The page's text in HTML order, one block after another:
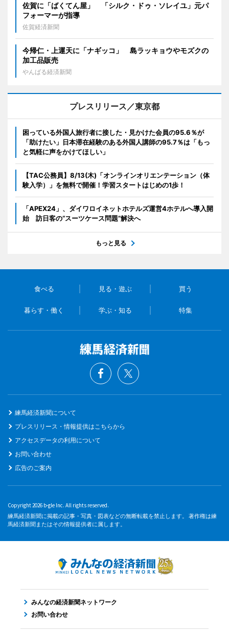
佐賀に「ばくてん屋」 「シルク・ドゥ・ソレイユ」元パ
フォーマーが指導
佐賀経済新聞
今帰仁・上運天に「ナギッコ」 島ラッキョウやモズクの
加工品販売
やんばる経済新聞
プレスリリース／東京都
困っている外国人旅行者に接した・見かけた会員の95.6％が
「助けたい」日本滞在経験のある外国人講師の95.7％は「もっ
と気軽に声をかけてほしい」
【TAC公務員】8/13(木)「オンラインオリエンテーション（体
験入学）」を無料で開催！学習スタートはじめの1歩！
「APEX24」、ダイワロイネットホテルズ運営4ホテルへ導入開
始 訪日客の“スーツケース問題”解決へ
もっと見る
食べる 見る・遊ぶ 買う
暮らす・働く 学ぶ・知る 特集
練馬経済新聞について
プレスリリース・情報提供はこちらから
アクセスデータの利用について
お問い合わせ
広告のご案内
Copyright 2026 b-gle Inc. All rights reserved.
練馬経済新聞に掲載の記事・写真・図表などの無断転載を禁止します。 著作権は練
馬経済新聞またはその情報提供者に属します。
みんなの経済新聞ネットワーク
お問い合わせ